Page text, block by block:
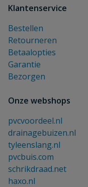
Klantenservice
Bestellen
Retourneren
Betaalopties
Garantie
Bezorgen
Onze webshops
pvcvoordeel.nl
drainagebuizen.nl
tyleenslang.nl
pvcbuis.com
schrikdraad.net
haxo.nl